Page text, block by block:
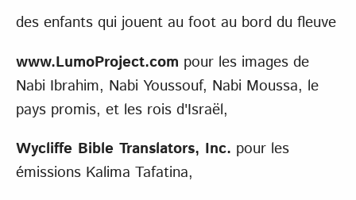
des enfants qui jouent au foot au bord du fleuve
www.LumoProject.com pour les images de
Nabi Ibrahim, Nabi Youssouf, Nabi Moussa, le
pays promis, et les rois d'Israël,
Wycliffe Bible Translators, Inc. pour les
émissions Kalima Tafatina,